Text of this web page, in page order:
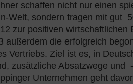
schaffen nicht nur einen
Welt, sondern tragen mit gut
zur positiven
außerdem die erfolgreich
Vertriebs. Ziel ist es, in
zusätzliche Absatzwege und
Unternehmen geht